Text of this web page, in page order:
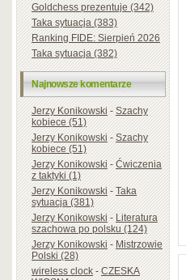
Goldchess prezentuje (342)
Taka sytuacja (383)
Ranking FIDE: Sierpień 2026
Taka sytuacja (382)
Najnowsze komentarze
Jerzy Konikowski-Szachy
kobiece (51)
Jerzy Konikowski-Szachy
kobiece (51)
Jerzy Konikowski-Ćwiczenia
z taktyki (1)
Jerzy Konikowski-Taka
sytuacja (381)
Jerzy Konikowski-Literatura
szachowa po polsku (124)
Jerzy Konikowski-Mistrzowie
Polski (28)
wireless clock-CZESKA